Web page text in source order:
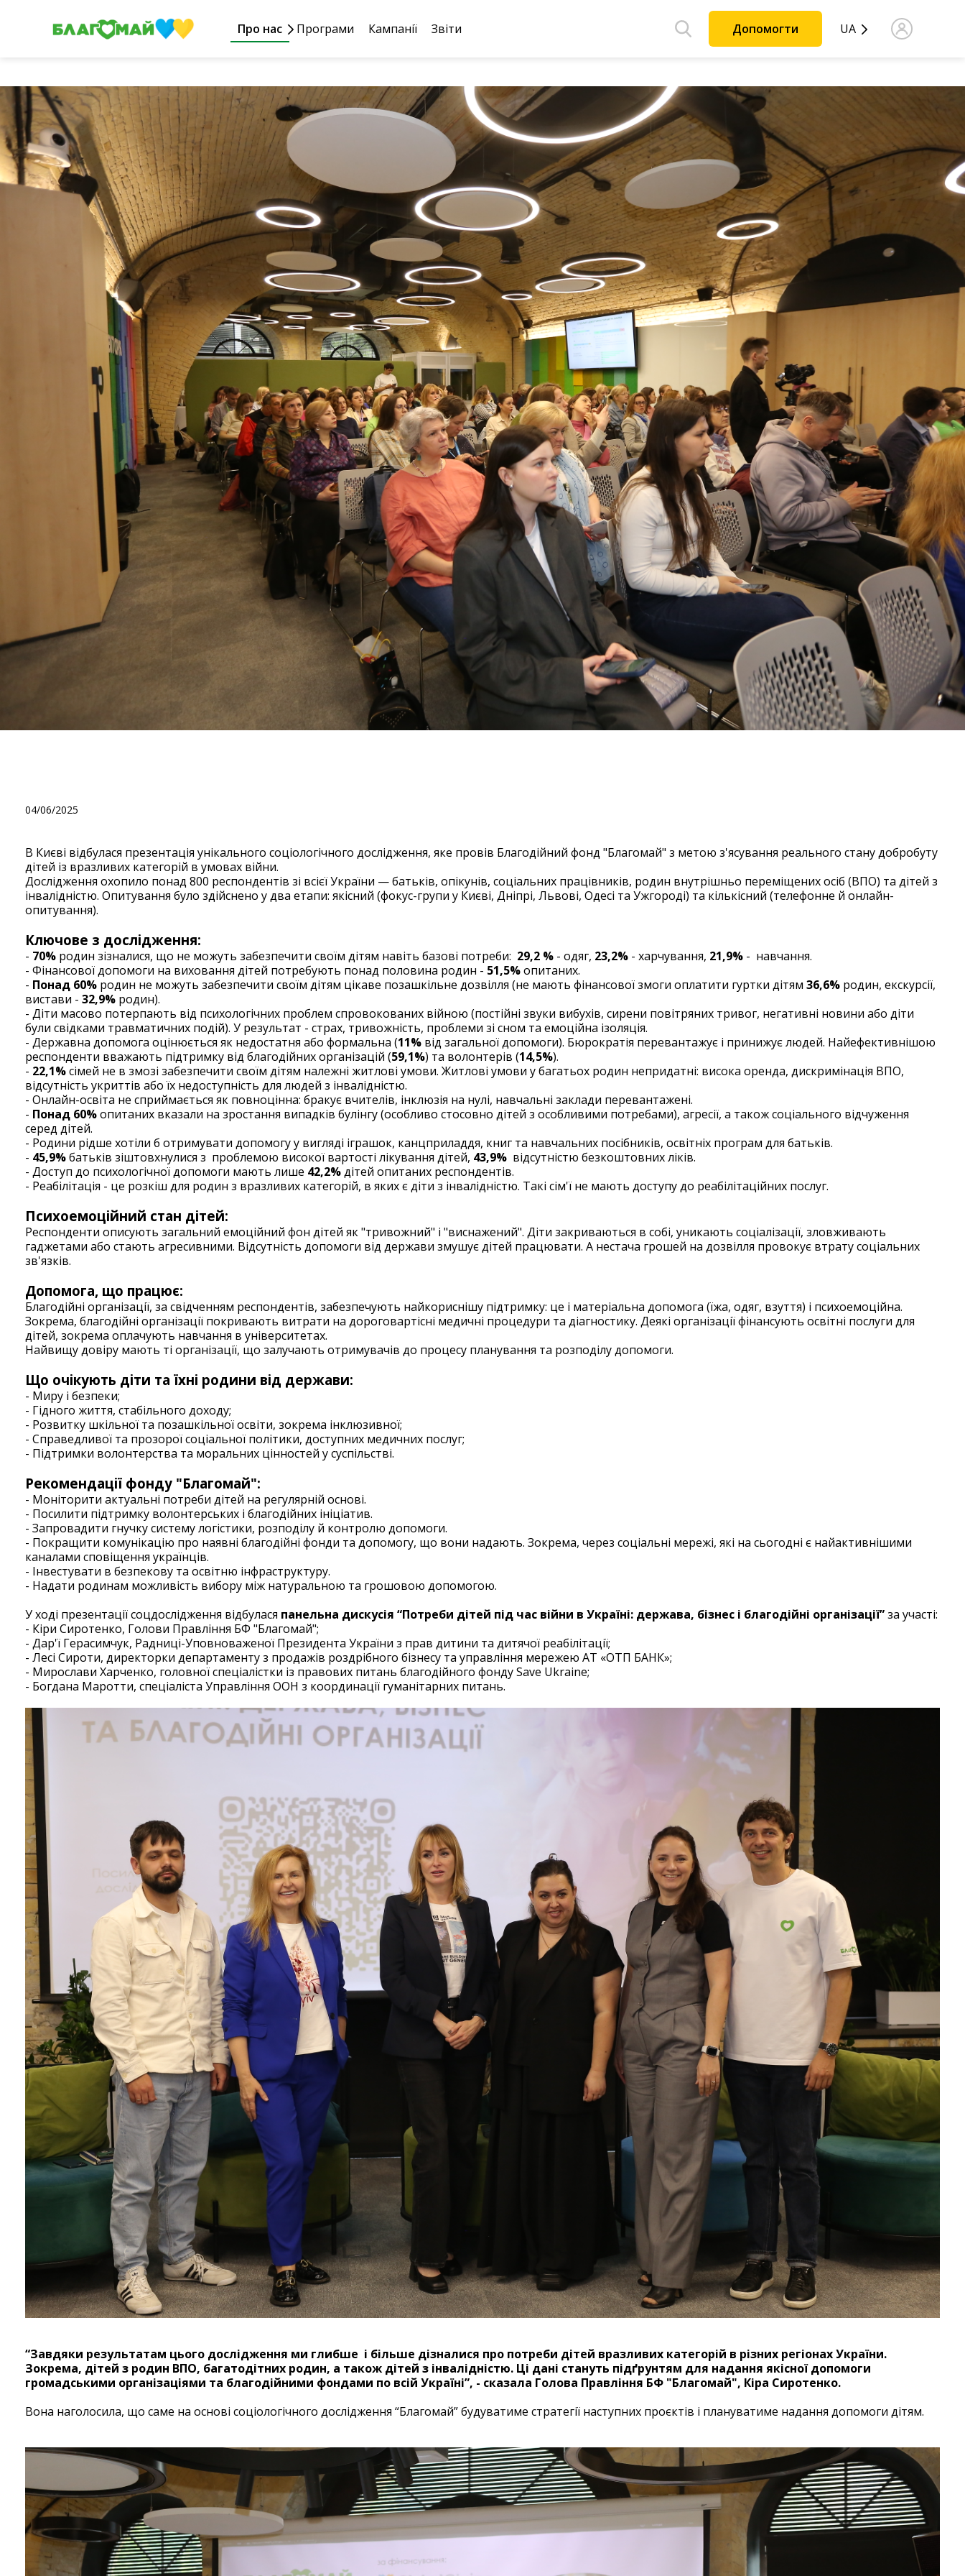
Про нас Програми Кампанії Звіти Допомогти UA
04/06/2025
В Києві відбулася презентація унікального соціологічного дослідження, яке провів Благодійний фонд "Благомай" з метою з'ясування реального стану добробуту
дітей із вразливих категорій в умовах війни.
Дослідження охопило понад 800 респондентів зі всієї України — батьків, опікунів, соціальних працівників, родин внутрішньо переміщених осіб (ВПО) та дітей з
інвалідністю. Опитування було здійснено у два етапи: якісний (фокус-групи у Києві, Дніпрі, Львові, Одесі та Ужгороді) та кількісний (телефонне й онлайн-
опитування).
Ключове з дослідження:
- 70% родин зізналися, що не можуть забезпечити своїм дітям навіть базові потреби: 29,2 % - одяг, 23,2% - харчування, 21,9% - навчання.
- Фінансової допомоги на виховання дітей потребують понад половина родин - 51,5%опитаних.
- Понад 60% родин не можуть забезпечити своїм дітям цікаве позашкільне дозвілля (не мають фінансової змоги оплатити гуртки дітям 36,6% родин, екскурсії,
вистави - 32,9% родин).
- Діти масово потерпають від психологічних проблем спровокованих війною (постійні звуки вибухів, сирени повітряних тривог, негативні новини або діти
були свідками травматичних подій). У результат - страх, тривожність, проблеми зі сном та емоційна ізоляція.
- Державна допомога оцінюється як недостатня або формальна (11% від загальної допомоги). Бюрократія перевантажує і принижує людей. Найефективнішою
респонденти вважають підтримку від благодійних організацій (59,1%) та волонтерів (14,5%).
- 22,1%сімей не в змозі забезпечити своїм дітям належні житлові умови. Житлові умови у багатьох родин непридатні: висока оренда, дискримінація ВПО,
відсутність укриттів або їх недоступність для людей з інвалідністю.
- Онлайн-освіта не сприймається як повноцінна: бракує вчителів, інклюзія на нулі, навчальні заклади перевантажені.
- Понад 60%опитаних вказали на зростання випадків булінгу (особливо стосовно дітей з особливими потребами), агресії, а також соціального відчуження
серед дітей.
- Родини рідше хотіли б отримувати допомогу у вигляді іграшок, канцприладдя, книг та навчальних посібників, освітніх програм для батьків.
- 45,9%батьків зіштовхнулися з проблемою високої вартості лікування дітей, 43,9% відсутністю безкоштовних ліків.
- Доступ до психологічної допомоги мають лише 42,2%дітей опитаних респондентів.
- Реабілітація - це розкіш для родин з вразливих категорій, в яких є діти з інвалідністю. Такі сім'ї не мають доступу до реабілітаційних послуг.
Психоемоційний стан дітей:
Респонденти описують загальний емоційний фон дітей як "тривожний" і "виснажений". Діти закриваються в собі, уникають соціалізації, зловживають
гаджетами або стають агресивними. Відсутність допомоги від держави змушує дітей працювати. А нестача грошей на дозвілля провокує втрату соціальних
зв'язків.
Допомога, що працює:
Благодійні організації, за свідченням респондентів, забезпечують найкориснішу підтримку: це і матеріальна допомога (їжа, одяг, взуття) і психоемоційна.
Зокрема, благодійні організації покривають витрати на дороговартісні медичні процедури та діагностику. Деякі організації фінансують освітні послуги для
дітей, зокрема оплачують навчання в університетах.
Найвищу довіру мають ті організації, що залучають отримувачів до процесу планування та розподілу допомоги.
Що очікують діти та їхні родини від держави:
- Миру і безпеки;
- Гідного життя, стабільного доходу;
- Розвитку шкільної та позашкільної освіти, зокрема інклюзивної;
- Справедливої та прозорої соціальної політики, доступних медичних послуг;
- Підтримки волонтерства та моральних цінностей у суспільстві.
Рекомендації фонду "Благомай":
- Моніторити актуальні потреби дітей на регулярній основі.
- Посилити підтримку волонтерських і благодійних ініціатив.
- Запровадити гнучку систему логістики, розподілу й контролю допомоги.
- Покращити комунікацію про наявні благодійні фонди та допомогу, що вони надають. Зокрема, через соціальні мережі, які на сьогодні є найактивнішими
каналами сповіщення українців.
- Інвестувати в безпекову та освітню інфраструктуру.
- Надати родинам можливість вибору між натуральною та грошовою допомогою.
У ході презентації соцдослідження відбулася панельна дискусія “Потреби дітей під час війни в Україні: держава, бізнес і благодійні організації”за участі:
- Кіри Сиротенко, Голови Правління БФ "Благомай";
- Дар'ї Герасимчук, Радниці-Уповноваженої Президента України з прав дитини та дитячої реабілітації;
- Лесі Сироти, директорки департаменту з продажів роздрібного бізнесу та управління мережею АТ «ОТП БАНК»;
- Мирослави Харченко, головної спеціалістки із правових питань благодійного фонду Save Ukraine;
- Богдана Маротти, спеціаліста Управління ООН з координації гуманітарних питань.
“Завдяки результатам цього дослідження ми глибше і більше дізналися про потреби дітей вразливих категорій в різних регіонах України.
Зокрема, дітей з родин ВПО, багатодітних родин, а також дітей з інвалідністю. Ці дані стануть підґрунтям для надання якісної допомоги
громадськими організаціями та благодійними фондами по всій Україні”, - сказала Голова Правління БФ "Благомай", Кіра Сиротенко.
Вона наголосила, що саме на основі соціологічного дослідження “Благомай” будуватиме стратегії наступних проєктів і плануватиме надання допомоги дітям.